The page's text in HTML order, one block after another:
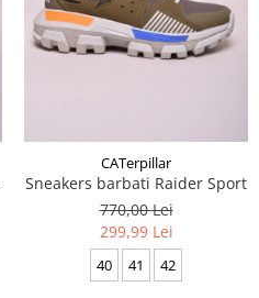
CATerpillar
Sneakers barbati Raider Sport
770,00 Lei
299,99 Lei
40 41 42